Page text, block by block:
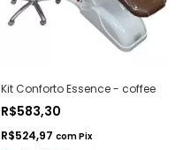
Kit Conforto Essence - coffee
R$583,30
R$524,97 comPix